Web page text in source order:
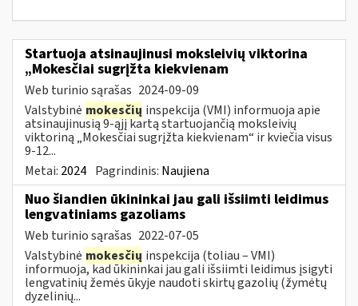
Startuoja atsinaujinusi moksleivių viktorina
„Mokesčiai sugrįžta kiekvienam
Web turinio sąrašas 2024-09-09
Valstybinė mokesčių inspekcija (VMI) informuoja apie
atsinaujinusią 9-ąjį kartą startuojančią moksleivių
viktoriną „Mokesčiai sugrįžta kiekvienam“ ir kviečia visus
9-12...
Metai: 2024 Pagrindinis: Naujiena
Nuo šiandien ūkininkai jau gali išsiimti leidimus
lengvatiniams gazoliams
Web turinio sąrašas 2022-07-05
Valstybinė mokesčių inspekcija (toliau – VMI)
informuoja, kad ūkininkai jau gali išsiimti leidimus įsigyti
lengvatinių žemės ūkyje naudoti skirtų gazolių (žymėtų
dyzelinių...